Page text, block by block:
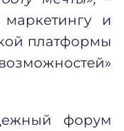
и
платформы
форум